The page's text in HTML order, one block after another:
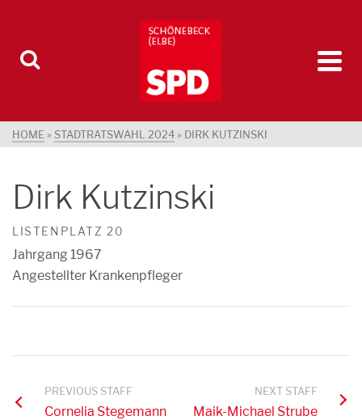
HOME » STADTRATSWAHL 2024 » DIRK KUTZINSKI
Dirk Kutzinski
LISTENPLATZ 20
Jahrgang 1967
Angestellter Krankenpfleger
PREVIOUS STAFF
Cornelia Stegemann
NEXT STAFF
Maik-Michael Strube